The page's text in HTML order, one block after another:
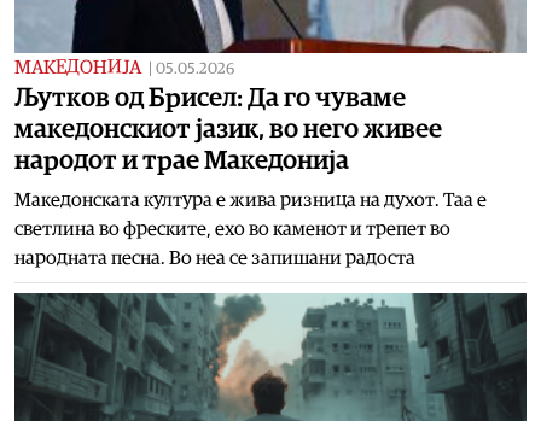
МАКЕДОНИЈА 05.05.2026
Љутков од Брисел: Да го чуваме
македонскиот јазик, во него живее
народот и трае Македонија
Македонската култура е жива ризница на духот. Таа е
светлина во фреските, ехо во каменот и трепет во
народната песна. Во неа се запишани радоста